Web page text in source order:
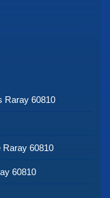
Raray 60810
Raray 60810
60810